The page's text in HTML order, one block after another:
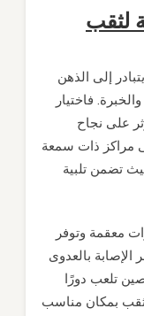
لثقب
إلى الذهن
فاختيار
على نجاح
مراكز ذات سمعة
تضمن تلبية
معقمة وتوفر
بالعدوى
تلعب دورًا
بمكان مناسب